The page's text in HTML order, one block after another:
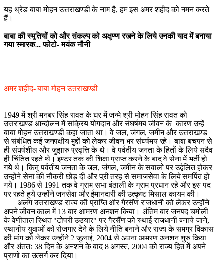
यह थ्रेड बाबा मोहन उत्तराखण्डी के नाम है, हम इस अमर शहीद को नमन करते
हैं।
बाबा की स्मृतियों को और संकल्प को अक्षुण्ण रखने के लिये उनकी याद में बनाया
गया स्मारक... फोटो- मयंक नौनी
अमर शहीद- बाबा मोहन उत्तराखण्डी
1949 में श्री मनबर सिंह रावत के घर में जन्मे श्री मोहन सिंह रावत को
उत्तराखण्ड आन्दोलन में सक्रिय योगदान और संघर्षमय जीवन के कारण उन्हें
बाबा मोहन उत्तराखण्डी कहा जाता था। वे जल, जंगल, जमीन और उत्तराखण्ड
से संबंधित कई जनपक्षीय मुद्दों को लेकर जीवन भर संघर्षमय रहे। बाबा बचपन से
ही संघर्षशील और जुझारु प्रवृत्ति के थे। वे पर्वतीय जनता के हितों के लिये सदैव
ही चिंतित रहते थे। इण्टर तक की शिक्षा प्राप्त करने के बाद वे सेना में भर्ती हो
गये थे। किंतु पर्वतीय जनता के जल, जंगल, जमीन के सवालों पर उद्वेलित होकर
उन्होंने सेना की नौकरी छोड़ दी और पूरी तरह से समाजसेवा के लिये समर्पित हो
गये। 1986 से 1991 तक वे ग्राम सभा बंठाली के ग्राम प्रधान रहे और इस पद
पर रहते हुये उन्होंने जनसेवा और ईमानदारी की उत्कृष्ट मिसाल कायम की।
अलग उत्तराखण्ड राज्य की प्राप्ति और गैरसैंण राजधानी को लेकर उन्होंने
अपने जीवन काल में 13 बार आमरण अनशन किया। अंतिम बार जनपद चमोली
के वेणीताल स्थित "टोपरी उडयार" पर गैरसैंण को स्थाई राजधानी बनाये जाने,
स्थानीय युवाओं को रोजगार देने के लिये नीति बनाने और राज्य के समग्र विकास
की मांग को लेकर उन्होंने 2 जुलाई, 2004 से अपना आमरण अनशन शुरु किया
और अंततः 38 दिन के अनशन के बाद 8 अगस्त, 2004 को राज्य हित में अपने
प्राणों का उत्सर्ग कर दिया।